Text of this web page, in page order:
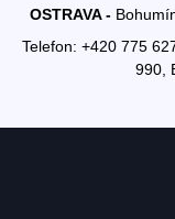
OSTRAVA -
Telefon: +420 775
990,